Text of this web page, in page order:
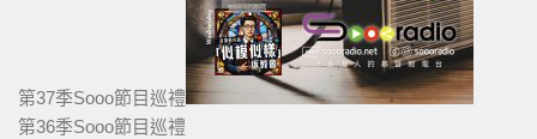
第37季Sooo節目巡禮
第36季Sooo節目巡禮